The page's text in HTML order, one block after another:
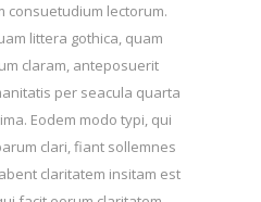
consuetudium lectorum.
littera gothica, quam
claram, anteposuerit
per seacula quarta
Eodem modo typi, qui
clari, fiant sollemnes
claritatem insitam est